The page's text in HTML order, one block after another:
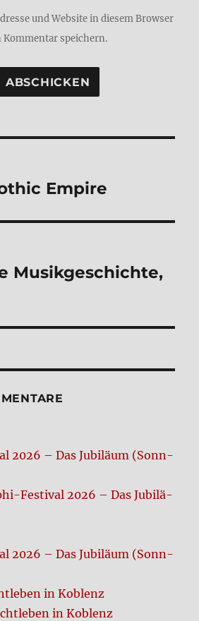
und Website in diesem Browser
speichern.
Empire
Musik­ge­schich­te,
2026 – Das Jubi­lä­um (Sonn­
Festi­val 2026 – Das Jubi­lä­
2026 – Das Jubi­lä­um (Sonn­
in Koblenz
in Koblenz